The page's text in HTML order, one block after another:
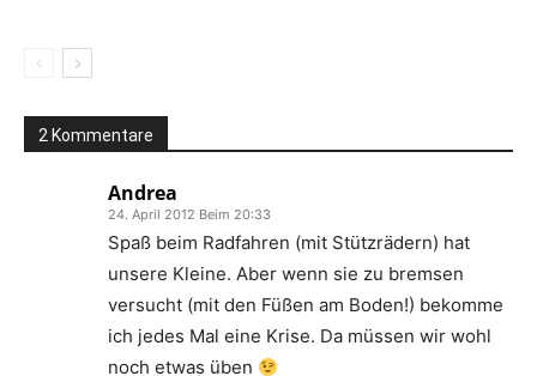
2 Kommentare
Andrea
24. April 2012 Beim 20:33
Spaß beim Radfahren (mit Stützrädern) hat
unsere Kleine. Aber wenn sie zu bremsen
versucht (mit den Füßen am Boden!) bekomme
ich jedes Mal eine Krise. Da müssen wir wohl
noch etwas üben